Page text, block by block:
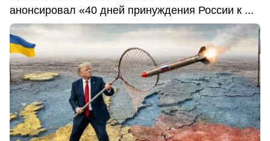
анонсировал «40 дней принуждения России к ...